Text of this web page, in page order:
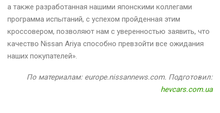
а также разработанная нашими японскими коллегами
программа испытаний, с успехом пройденная этим
кроссовером, позволяют нам с уверенностью заявить, что
качество Nissan Ariya способно превзойти все ожидания
наших покупателей».
По материалам: europe.nissannews.com. Подготовил:
hevcars.com.ua